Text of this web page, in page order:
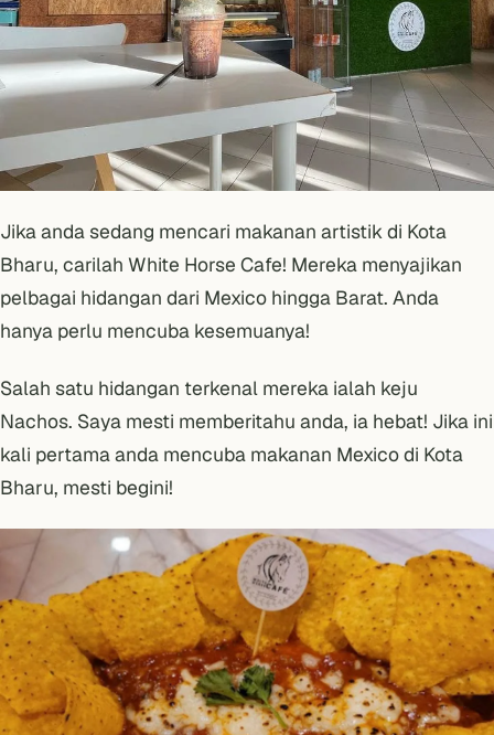
Jika anda sedang mencari makanan artistik di Kota
Bharu, carilah White Horse Cafe! Mereka menyajikan
pelbagai hidangan dari Mexico hingga Barat. Anda
hanya perlu mencuba kesemuanya!
Salah satu hidangan terkenal mereka ialah keju
Nachos. Saya mesti memberitahu anda, ia hebat! Jika ini
kali pertama anda mencuba makanan Mexico di Kota
Bharu, mesti begini!